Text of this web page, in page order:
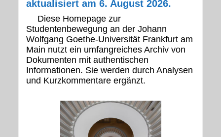
aktualisiert am 6. August 2026.
Diese Homepage zur
Studentenbewegung an der Johann
Wolfgang Goethe-Universität Frankfurt am
Main nutzt ein umfangreiches Archiv von
Dokumenten mit authentischen
Informationen. Sie werden durch Analysen
und Kurzkommentare ergänzt.